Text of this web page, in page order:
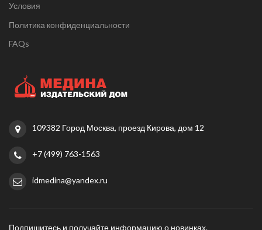
Условия
Политика конфиденциальности
FAQs
109382 Город Москва, проезд Кирова, дом 12
+7 (499) 763-1563
idmedina@yandex.ru
Подпишитесь и получайте информацию о новинках.